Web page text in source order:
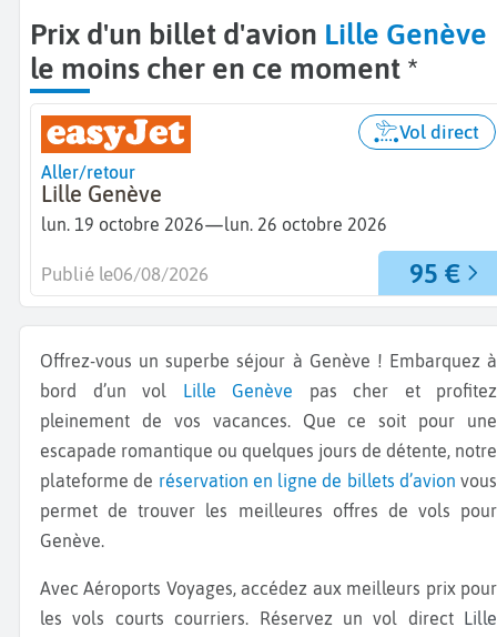
Prix d'un billet d'avion Lille Genève
le moins cher en ce moment *
Aller/retour
Lille Genève
lun. 19 octobre 2026—lun. 26 octobre 2026
Vol direct
95 €
Publié le06/08/2026
Offrez-vous un superbe séjour à Genève ! Embarquez à
bord d’un vol Lille Genève pas cher et profitez
pleinement de vos vacances. Que ce soit pour une
escapade romantique ou quelques jours de détente, notre
plateforme de réservation en ligne de billets d’avion vous
permet de trouver les meilleures offres de vols pour
Genève.
Avec Aéroports Voyages, accédez aux meilleurs prix pour
les vols courts courriers. Réservez un vol direct
Lille